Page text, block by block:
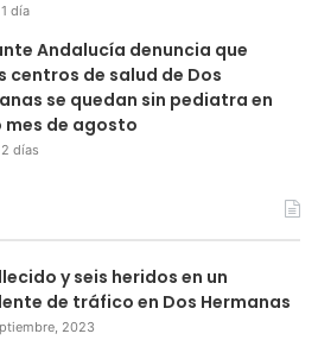
día
Andalucía denuncia que
centros de salud de Dos
se quedan sin pediatra en
mes de agosto
días
y seis heridos en un
de tráfico en Dos Hermanas
2023